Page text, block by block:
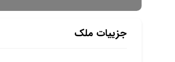
جزییات ملک